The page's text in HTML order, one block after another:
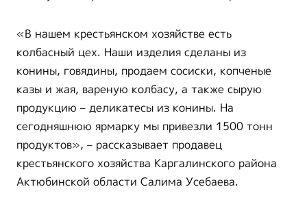
«В нашем крестьянском хозяйстве есть
колбасный цех. Наши изделия сделаны из
конины, говядины, продаем сосиски, копченые
казы и жая, вареную колбасу, а также сырую
продукцию – деликатесы из конины. На
сегодняшнюю ярмарку мы привезли 1500 тонн
продуктов», – рассказывает продавец
крестьянского хозяйства Каргалинского района
Актюбинской области Салима Усебаева.